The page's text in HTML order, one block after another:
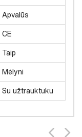
Apvalūs
CE
Taip
Mėlyni
Su užtrauktuku